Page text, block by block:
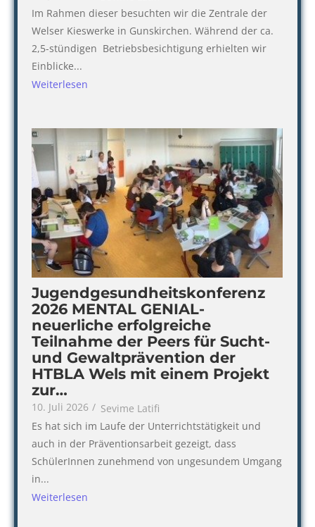
Im Rahmen dieser besuchten wir die Zentrale der
Welser Kieswerke in Gunskirchen. Während der ca.
2,5-stündigen Betriebsbesichtigung erhielten wir
Einblicke...
Weiterlesen
Jugendgesundheitskonferenz
2026 MENTAL GENIAL-
neuerliche erfolgreiche
Teilnahme der Peers für Sucht-
und Gewaltprävention der
HTBLA Wels mit einem Projekt
zur…
10. Juli 2026 / Sevime Latifi
Es hat sich im Laufe der Unterrichtstätigkeit und
auch in der Präventionsarbeit gezeigt, dass
SchülerInnen zunehmend von ungesundem Umgang
in...
Weiterlesen